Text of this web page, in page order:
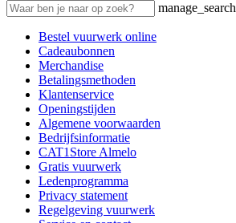
manage_search
Bestel vuurwerk online
Cadeaubonnen
Merchandise
Betalingsmethoden
Klantenservice
Openingstijden
Algemene voorwaarden
Bedrijfsinformatie
CAT1Store Almelo
Gratis vuurwerk
Ledenprogramma
Privacy statement
Regelgeving vuurwerk